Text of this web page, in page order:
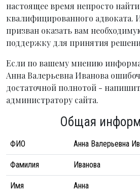
настоящее время непросто
квалифицированного адвоката.
призван оказать вам
поддержку для принятия
Если по вашему мнению
Анна Валерьевна Иванова
достаточной полнотой -
администратору сайта.
Общая
ФИО Анна Валерьевна
Фамилия Иванова
Имя Анна